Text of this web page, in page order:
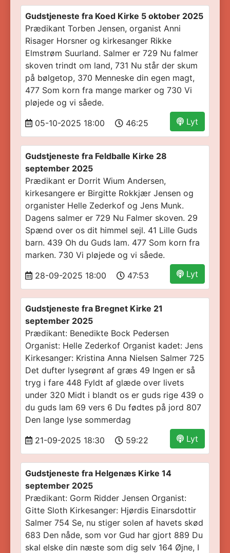
Gudstjeneste fra Koed Kirke 5 oktober 2025
Prædikant Torben Jensen, organist Anni
Risager Horsner og kirkesanger Rikke
Elmstrøm Suurland. Salmer er 729 Nu falmer
skoven trindt om land, 731 Nu står der skum
på bølgetop, 370 Menneske din egen magt,
477 Som korn fra mange marker og 730 Vi
pløjede og vi såede.
Lyt
05-10-2025 18:00 46:25
Gudstjeneste fra Feldballe Kirke 28
september 2025
Prædikant er Dorrit Wium Andersen,
kirkesangere er Birgitte Rokkjær Jensen og
organister Helle Zederkof og Jens Munk.
Dagens salmer er 729 Nu Falmer skoven. 29
Spænd over os dit himmel sejl. 41 Lille Guds
barn. 439 Oh du Guds lam. 477 Som korn fra
marken. 730 Vi pløjede og vi såede.
Lyt
28-09-2025 18:00 47:53
Gudstjeneste fra Bregnet Kirke 21
september 2025
Prædikant: Benedikte Bock Pedersen
Organist: Helle Zederkof Organist kadet: Jens
Kirkesanger: Kristina Anna Nielsen Salmer 725
Det dufter lysegrønt af græs 49 Ingen er så
tryg i fare 448 Fyldt af glæde over livets
under 320 Midt i blandt os er guds rige 439 o
du guds lam 69 vers 6 Du fødtes på jord 807
Den lange lyse sommerdag
Lyt
21-09-2025 18:30 59:22
Gudstjeneste fra Helgenæs Kirke 14
september 2025
Prædikant: Gorm Ridder Jensen Organist:
Gitte Sloth Kirkesanger: Hjørdis Einarsdottir
Salmer 754 Se, nu stiger solen af havets skød
683 Den nåde, som vor Gud har gjort 889 Du
skal elske din næste som dig selv 164 Øjne, I